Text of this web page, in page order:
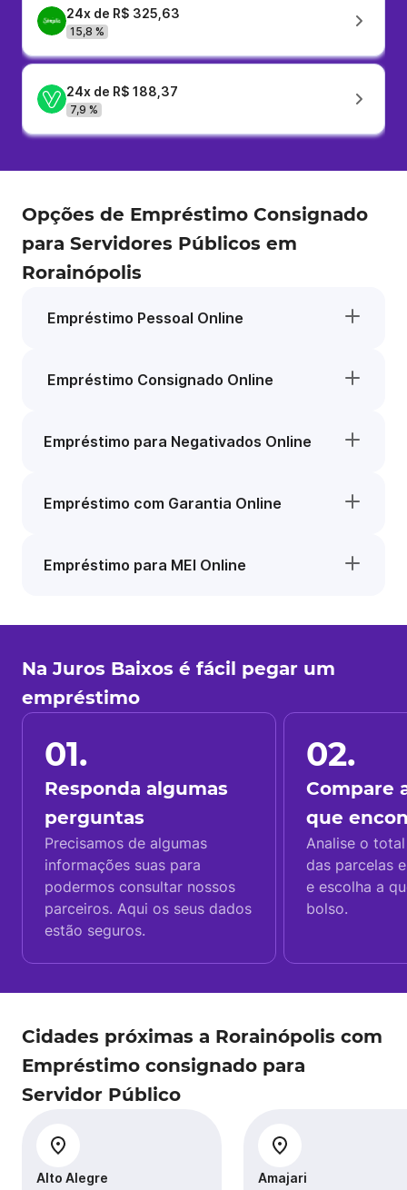
24x de R$ 325,63
15,8 %
24x de R$ 188,37
7,9 %
Opções de Empréstimo Consignado
para Servidores Públicos em
Rorainópolis
Empréstimo Pessoal Online
Empréstimo Consignado Online
Empréstimo para Negativados Online
Empréstimo com Garantia Online
Empréstimo para MEI Online
Na Juros Baixos é fácil pegar um
empréstimo
01.
Responda algumas
perguntas
Precisamos de algumas
informações suas para
podermos consultar nossos
parceiros. Aqui os seus dados
estão seguros.
02.
Compare
que
Analise o
das parcelas
e escolha a
bolso.
Cidades próximas a Rorainópolis com
Empréstimo consignado para
Servidor Público
Alto Alegre Amajari